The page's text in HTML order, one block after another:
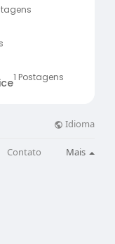
1 Postagens
Idioma
Contato Mais